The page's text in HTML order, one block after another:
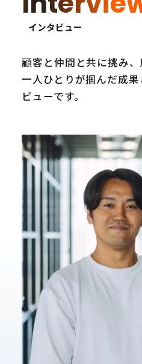
インタビュー
顧客と仲間と共に挑み、
一人ひとりが掴んだ成
ビューです。